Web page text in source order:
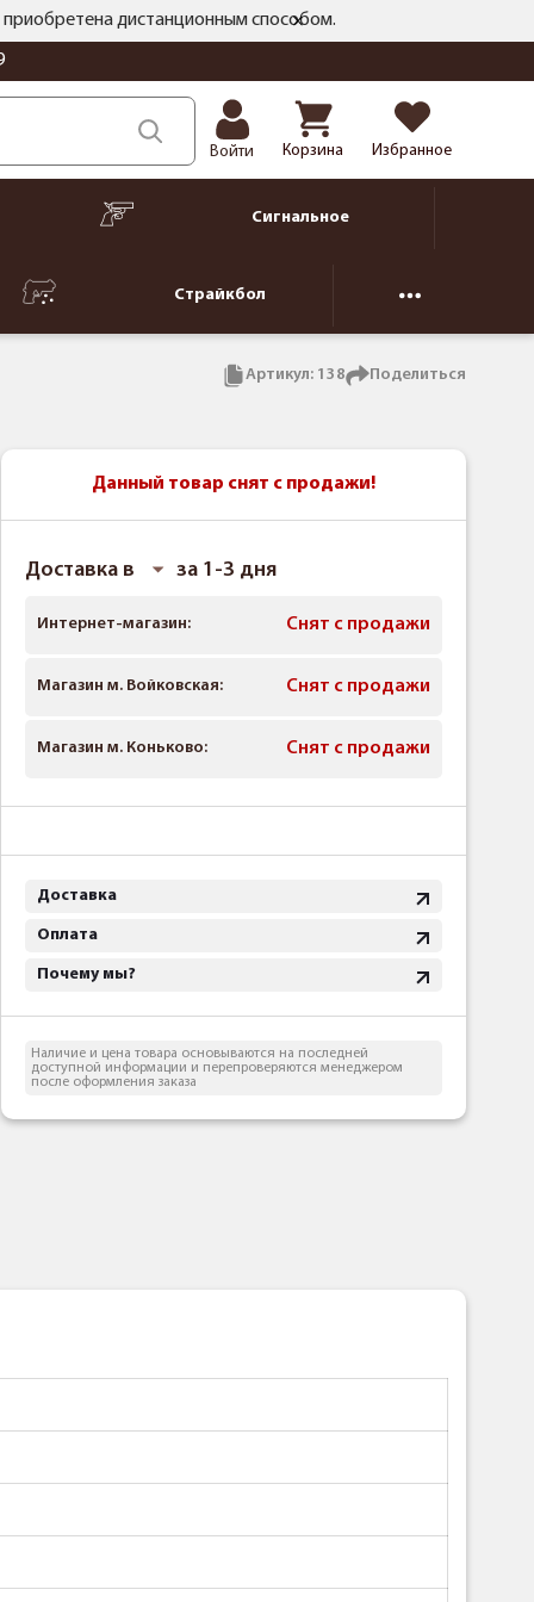
дистанционным способом.
Войти Корзина Избранное
Сигнальное
Страйкбол
Артикул: 138 Поделиться
Данный товар снят с продажи!
Доставка в за 1-3 дня
Интернет-магазин: Снят с продажи
Магазин м. Войковская: Снят с продажи
Магазин м. Коньково: Снят с продажи
Доставка
Оплата
Почему мы?
Наличие и цена товара основываются на последней
доступной информации и перепроверяются менеджером
после оформления заказа